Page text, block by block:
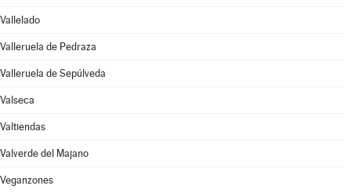
Vallelado
Valleruela de Pedraza
Valleruela de Sepúlveda
Valseca
Valtiendas
Valverde del Majano
Veganzones